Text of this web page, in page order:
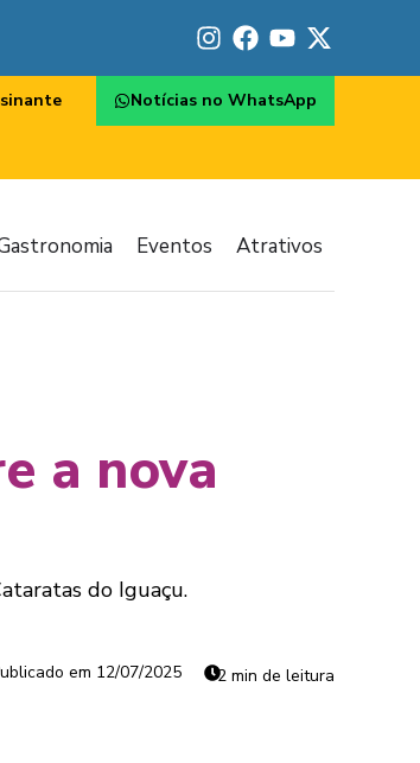
Notícias no WhatsApp
Eventos Atrativos
a nova
do Iguaçu.
12/07/2025 2 min de leitura